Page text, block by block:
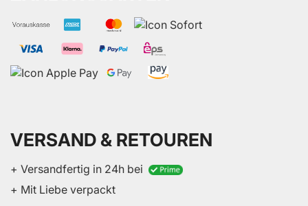
VERSAND & RETOUREN
+ Versandfertig in 24h bei
+ Mit Liebe verpackt